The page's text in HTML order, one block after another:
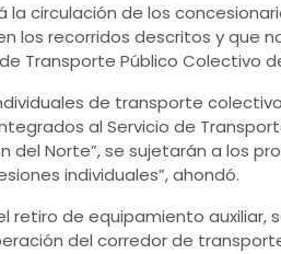
la circulación de los
los recorridos descritos y que
Transporte Público Colectivo
de transporte
al Servicio de
del Norte”, se sujetarán a los
individuales”, ahondó.
retiro de equipamiento auxiliar,
del corredor de